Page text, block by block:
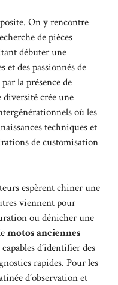
On y rencontre
de pièces
débuter une
et des passionnés de
la présence de
diversité crée une
où les
techniques et
de customisation
espèrent chiner une
viennent pour
ou dénicher une
motos anciennes
d’identifier des
rapides. Pour les
d’observation et